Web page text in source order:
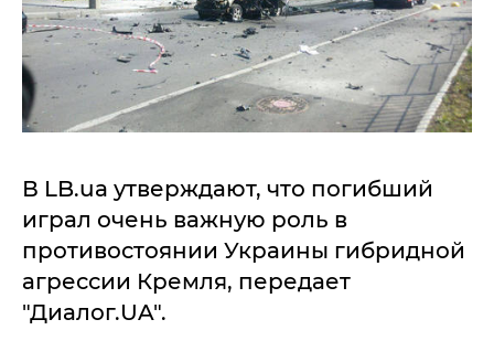
В LB.ua утверждают, что погибший
играл очень важную роль в
противостоянии Украины гибридной
агрессии Кремля, передает
"Диалог.UA".